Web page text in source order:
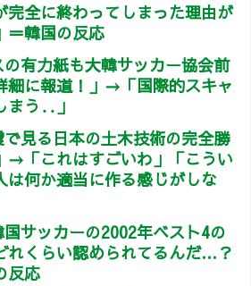
完全に終わってしまった理由が
＝韓国の反応
有力紙も大韓サッカー協会前
細に報道！」→「国際的スキャ
まう‥」
見る日本の土木技術の完全勝
→「これはすごいわ」「こうい
は何か適当に作る感じがしな
サッカーの2002年ベスト4の
れくらい認められてるんだ…？
反応